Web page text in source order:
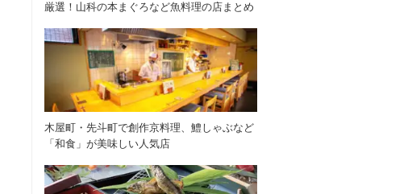
厳選！山科の本まぐろなど魚料理の店まとめ
木屋町・先斗町で創作京料理、鱧しゃぶなど
「和食」が美味しい人気店